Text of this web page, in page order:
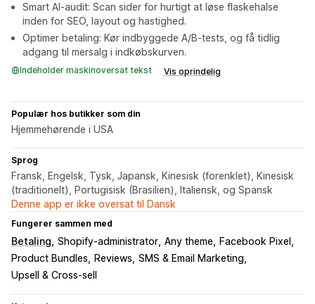
Smart AI-audit: Scan sider for hurtigt at løse flaskehalse
inden for SEO, layout og hastighed.
Optimer betaling: Kør indbyggede A/B-tests, og få tidlig
adgang til mersalg i indkøbskurven.
Indeholder maskinoversat tekst Vis oprindelig
Populær hos butikker som din
Hjemmehørende i USA
Sprog
Fransk, Engelsk, Tysk, Japansk, Kinesisk (forenklet), Kinesisk
(traditionelt), Portugisisk (Brasilien), Italiensk, og Spansk
Denne app er ikke oversat til Dansk
Fungerer sammen med
Betaling Shopify-administrator Any theme
Facebook Pixel
Product Bundles
Reviews SMS & Email Marketing
Upsell & Cross-sell